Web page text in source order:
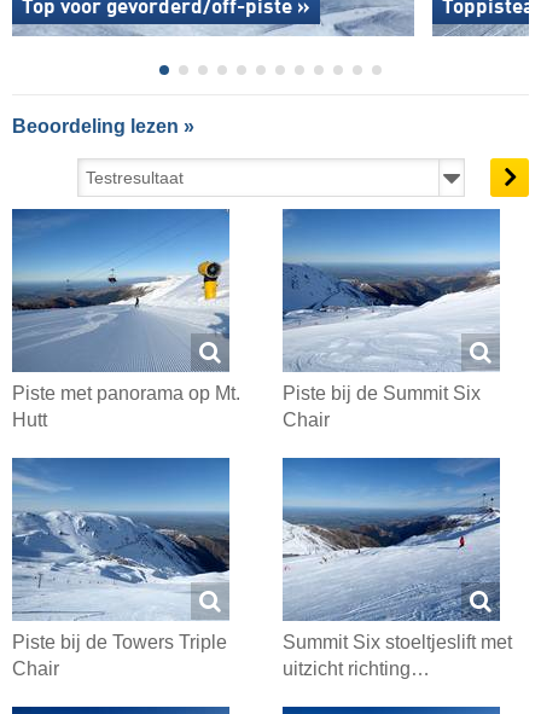
Top voor gevorderd/off-piste »
Beoordeling lezen »
Piste met panorama op Mt.
Hutt
Piste bij de Summit Six
Chair
Piste bij de Towers Triple
Chair
Summit Six stoeltjeslift met
uitzicht richting…